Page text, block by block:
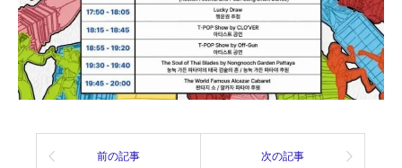
前の記事 次の記事